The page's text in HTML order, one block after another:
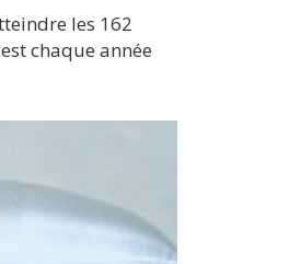
les 162
chaque année